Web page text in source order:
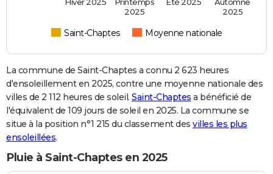
Saint-Chaptes Moyenne nationale
2025
2025
La commune de Saint-Chaptes a connu 2 623 heures
d'ensoleillement en 2025, contre une moyenne nationale des
villes de 2 112 heures de soleil. Saint-Chaptes a bénéficié de
l'équivalent de 109 jours de soleil en 2025. La commune se
situe à la position n°1 215 du classement des villes les plus
ensoleillées.
Pluie à Saint-Chaptes en 2025